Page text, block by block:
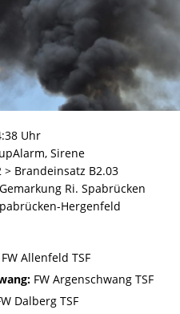
Uhr
Sirene
> Brandeinsatz B2.03
Ri. Spabrücken
Hergenfeld
FW Allenfeld TSF
FW Argenschwang TSF
Dalberg TSF